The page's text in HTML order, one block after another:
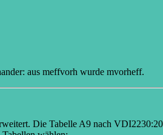
aus meffvorh wurde mvorheff.
Die Tabelle A9 nach